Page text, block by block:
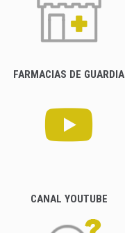
FARMACIAS DE GUARDIA
CANAL YOUTUBE